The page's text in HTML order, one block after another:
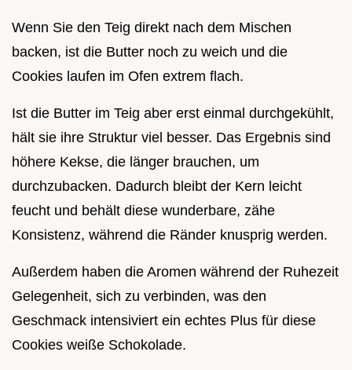
Wenn Sie den Teig direkt nach dem Mischen
backen, ist die Butter noch zu weich und die
Cookies laufen im Ofen extrem flach.
Ist die Butter im Teig aber erst einmal durchgekühlt,
hält sie ihre Struktur viel besser. Das Ergebnis sind
höhere Kekse, die länger brauchen, um
durchzubacken. Dadurch bleibt der Kern leicht
feucht und behält diese wunderbare, zähe
Konsistenz, während die Ränder knusprig werden.
Außerdem haben die Aromen während der Ruhezeit
Gelegenheit, sich zu verbinden, was den
Geschmack intensiviert ein echtes Plus für diese
Cookies weiße Schokolade.